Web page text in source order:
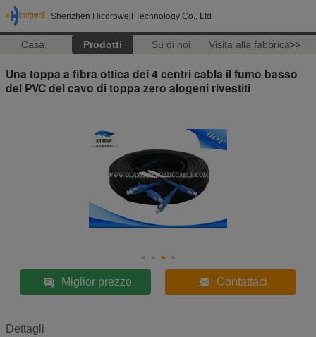
Shenzhen Hicorpwell Technology Co., Ltd
Casa. Prodotti Su di noi Visita alla fabbrica>>
Una toppa a fibra ottica dei 4 centri cabla il fumo basso
del PVC del cavo di toppa zero alogeni rivestiti
Miglior prezzo Contattaci
Dettagli